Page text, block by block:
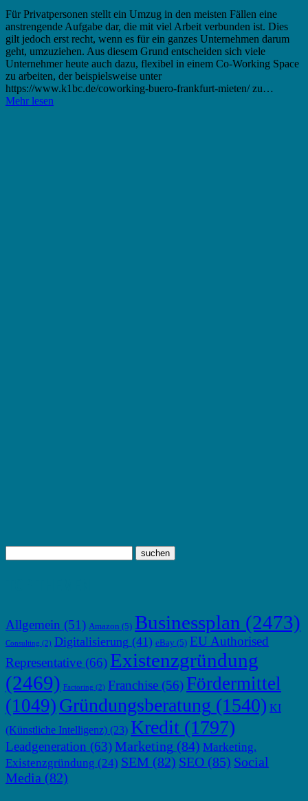
Für Privatpersonen stellt ein Umzug in den meisten Fällen eine
anstrengende Aufgabe dar, die mit viel Arbeit verbunden ist. Dies
gilt jedoch erst recht, wenn es für ein ganzes Unternehmen darum
geht, umzuziehen. Aus diesem Grund entscheiden sich viele
Unternehmer heute auch dazu, flexibel in einem Co-Working Space
zu arbeiten, der beispielsweise unter
https://www.k1bc.de/coworking-buero-frankfurt-mieten/ zu…
Mehr lesen
Allgemein (51) Amazon (5) Businessplan (2473)
Consulting (2) Digitalisierung (41) eBay (5) EU Authorised
Representative (66) Existenzgründung
(2469) Factoring (2) Franchise (56) Fördermittel
(1049) Gründungsberatung (1540) KI
(Künstliche Intelligenz) (23) Kredit (1797)
Leadgeneration (63)Marketing (84) Marketing.
Existenzgründung (24) SEM (82) SEO (85) Social
Media (82)